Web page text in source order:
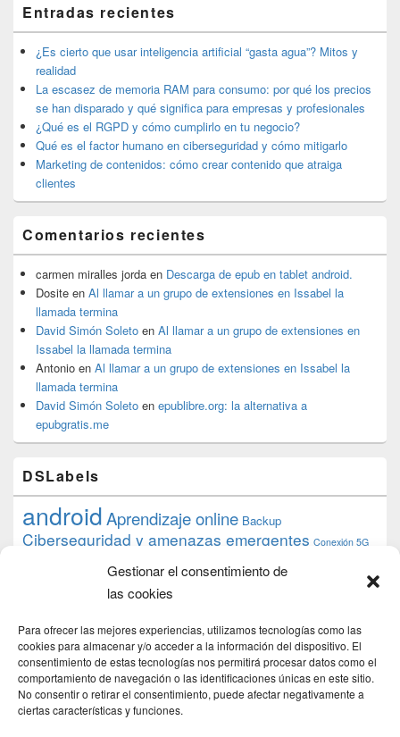
Gestionar el consentimiento de
las cookies
Para ofrecer las mejores experiencias, utilizamos tecnologías como las
cookies para almacenar y/o acceder a la información del dispositivo. El
consentimiento de estas tecnologías nos permitirá procesar datos como el
comportamiento de navegación o las identificaciones únicas en este sitio.
No consentir o retirar el consentimiento, puede afectar negativamente a
ciertas características y funciones.
área
de
widget
barra
lateral
primaria
Entradas recientes
¿Es cierto que usar inteligencia artificial “gasta agua”? Mitos y
realidad
La escasez de memoria RAM para consumo: por qué los precios
se han disparado y qué significa para empresas y profesionales
¿Qué es el RGPD y cómo cumplirlo en tu negocio?
Qué es el factor humano en ciberseguridad y cómo mitigarlo
Marketing de contenidos: cómo crear contenido que atraiga
clientes
Comentarios recientes
carmen miralles jorda en Descarga de epub en tablet android.
Dosite en Al llamar a un grupo de extensiones en Issabel la
llamada termina
David Simón Soleto en Al llamar a un grupo de extensiones en
Issabel la llamada termina
Antonio en Al llamar a un grupo de extensiones en Issabel la
llamada termina
David Simón Soleto en epublibre.org: la alternativa a
epubgratis.me
DSLabels
androidAprendizaje online Backup
Ciberseguridad y amenazas emergentes Conexión 5G
datos debian desarrollo web
Formación Google
iphone
proyecto PS4 python Raspberryraspberrypi
raspbian review Servidor Web Sostenibilidad
tecnológicaTecnología torrent
transmissiontutorial ubuntu server Windows